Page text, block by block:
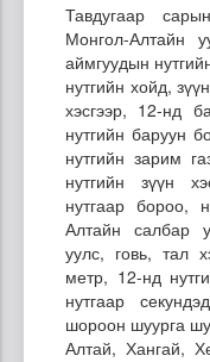
Тавдугаар
Монгол-Алтайн
аймгуудын
нутгийн хойд,
хэсгээр, 12-нд
нутгийн баруун
нутгийн зарим
нутгийн зүүн
нутгаар бороо,
Алтайн салбар
уулс, говь, тал
метр, 12-нд
нутгаар
шороон шуурга
Алтай, Хангай,